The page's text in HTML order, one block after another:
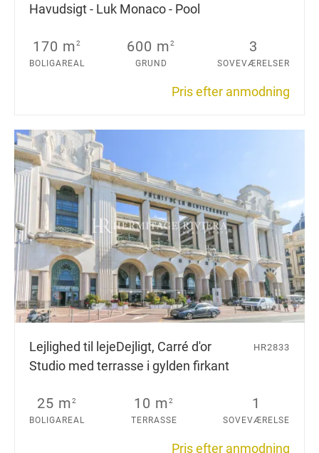
Havudsigt - Luk Monaco - Pool
170 m2
BOLIGAREAL
600 m2
GRUND
3
SOVEVÆRELSER
Pris efter anmodning
Lejlighed til lejeDejligt, Carré d'or
Studio med terrasse i gylden firkant
HR2833
25 m2
BOLIGAREAL
10 m2
TERRASSE
1
SOVEVÆRELSE
Pris efter anmodning